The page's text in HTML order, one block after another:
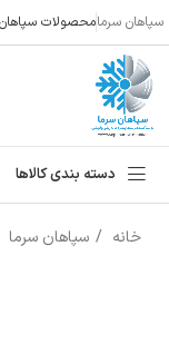
سپاهان سرمامحصولات
دسته بندی کالاها
خانه سپاهان سرما